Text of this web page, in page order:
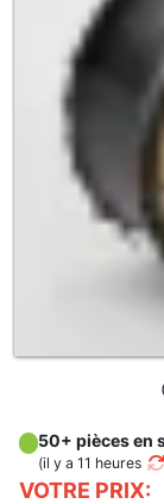
VOTRE PRIX:
50+ pièces en
(il y a 11 heures